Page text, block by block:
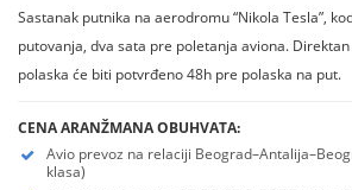
Sastanak putnika na aerodromu “Nikola Tesla”,
putovanja, dva sata pre poletanja aviona.
polaska će biti potvrđeno 48h pre polaska na put.
CENA ARANŽMANA OBUHVATA:
Avio prevoz na relaciji
klasa)